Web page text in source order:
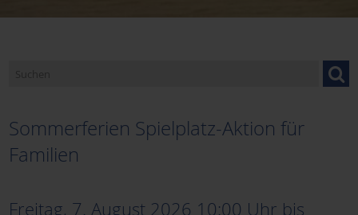
Sommerferien Spielplatz-Aktion für
Familien
Freitag, 7. August 2026 10:00 Uhr bis